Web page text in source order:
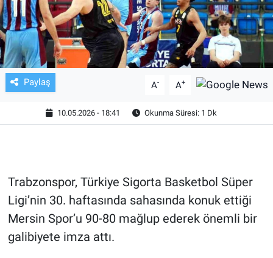
Paylaş A- A+
10.05.2026 - 18:41 Okunma Süresi: 1 Dk
Trabzonspor, Türkiye Sigorta Basketbol Süper
Ligi’nin 30. haftasında sahasında konuk ettiği
Mersin Spor’u 90-80 mağlup ederek önemli bir
galibiyete imza attı.
SAĞLIK
GENEL
KÜLTÜR SANAT
ASAYİŞ
ÇEVRE
HABERDE İNSAN